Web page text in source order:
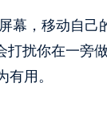
幕，移动自己
扰你在一旁
用。